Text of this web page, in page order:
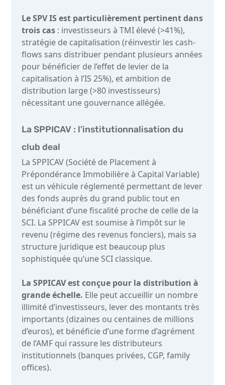
Le SPV IS est particulièrement pertinent dans
trois cas: investisseurs à TMI élevé (>41%),
stratégie de capitalisation (réinvestir les cash-
flows sans distribuer pendant plusieurs années
pour bénéficier de l’effet de levier de la
capitalisation à l’IS 25%), et ambition de
distribution large (>80 investisseurs)
nécessitant une gouvernance allégée.
La SPPICAV : l’institutionnalisation du
club deal
La SPPICAV (Société de Placement à
Prépondérance Immobilière à Capital Variable)
est un véhicule réglementé permettant de lever
des fonds auprès du grand public tout en
bénéficiant d’une fiscalité proche de celle de la
SCI. La SPPICAV est soumise à l’impôt sur le
revenu (régime des revenus fonciers), mais sa
structure juridique est beaucoup plus
sophistiquée qu’une SCI classique.
La SPPICAV est conçue pour la distribution à
grande échelle. Elle peut accueillir un nombre
illimité d’investisseurs, lever des montants très
importants (dizaines ou centaines de millions
d’euros), et bénéficie d’une forme d’agrément
de l’AMF qui rassure les distributeurs
institutionnels (banques privées, CGP, family
offices).